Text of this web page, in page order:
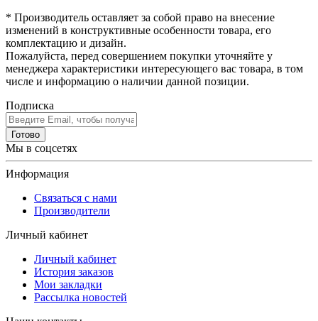
* Производитель оставляет за собой право на внесение
изменений в конструктивные особенности товара, его
комплектацию и дизайн.
Пожалуйста, перед совершением покупки уточняйте у
менеджера характеристики интересующего вас товара, в том
числе и информацию о наличии данной позиции.
Подписка
Готово
Мы в соцсетях
Информация
Связаться с нами
Производители
Личный кабинет
Личный кабинет
История заказов
Мои закладки
Рассылка новостей